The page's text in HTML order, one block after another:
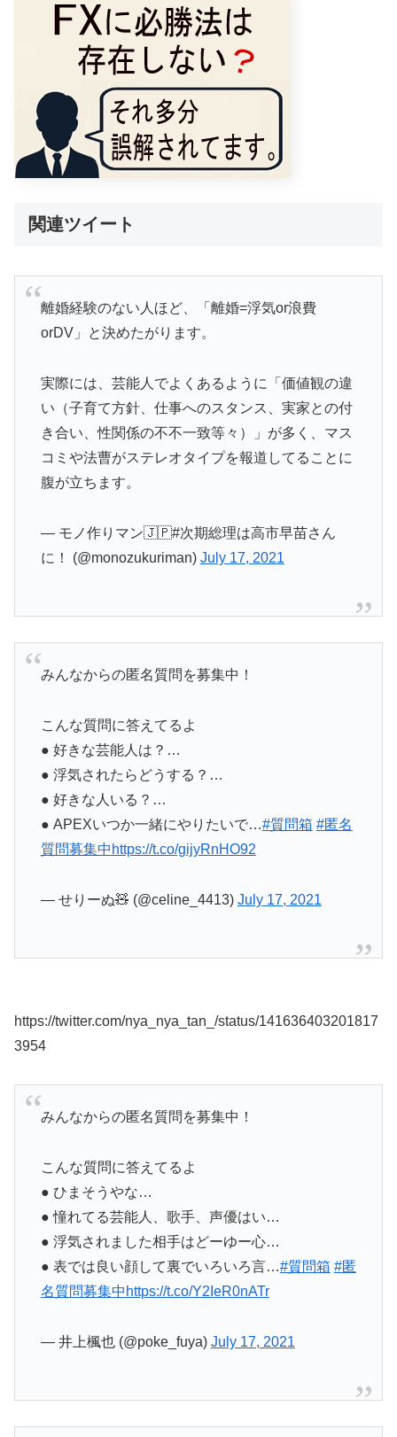
関連ツイート
離婚経験のない人ほど、「離婚=浮気or浪費
orDV」と決めたがります。
実際には、芸能人でよくあるように「価値観の違
い（子育て方針、仕事へのスタンス、実家との付
き合い、性関係の不不一致等々）」が多く、マス
コミや法曹がステレオタイプを報道してることに
腹が立ちます。
— モノ作りマン🇯🇵#次期総理は高市早苗さん
に！ (@monozukuriman) July 17, 2021
みんなからの匿名質問を募集中！
こんな質問に答えてるよ
● 好きな芸能人は？…
● 浮気されたらどうする？…
● 好きな人いる？…
● APEXいつか一緒にやりたいで…#質問箱 #匿名
質問募集中 https://t.co/gijyRnHO92
— せりーぬ🧸 (@celine_4413) July 17, 2021
https://twitter.com/nya_nya_tan_/status/141636403201817
3954
みんなからの匿名質問を募集中！
こんな質問に答えてるよ
● ひまそうやな…
● 憧れてる芸能人、歌手、声優はい…
● 浮気されました相手はどーゆー心…
● 表では良い顔して裏でいろいろ言…#質問箱 #匿
名質問募集中 https://t.co/Y2IeR0nATr
— 井上楓也 (@poke_fuya) July 17, 2021